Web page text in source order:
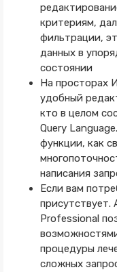
критериям,
фильтрации,
данных в
состоянии
На просторах
удобный
кто в целом
Query
функции, как
написания
Если вам
присутствует.
Professional
процедуры
сложных